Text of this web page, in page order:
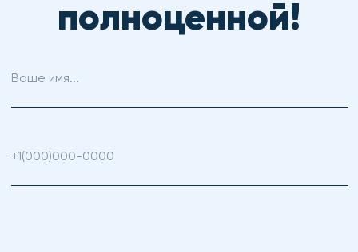
E-mail:info@arina.care
Телеграм канал Арина в эфире